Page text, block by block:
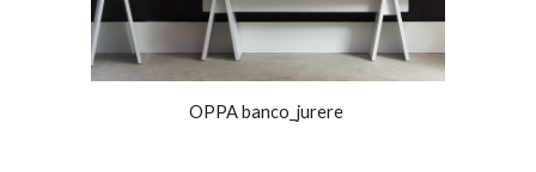
OPPA banco_jurere